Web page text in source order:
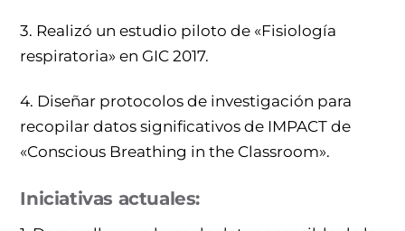
3. Realizó un estudio piloto de «Fisiología
respiratoria» en GIC 2017.
4. Diseñar protocolos de investigación para
recopilar datos significativos de IMPACT de
«Conscious Breathing in the Classroom».
Iniciativas actuales: